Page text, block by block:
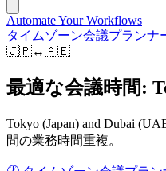
Automate Your Workflows
タイムゾーン会議プランナ
🇯🇵↔🇦🇪
最適な会議時間:
Tokyo (Japan) and Dubai (
間の業務時間重複。